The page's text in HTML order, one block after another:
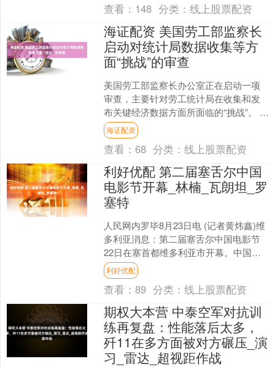
查看： 148 分类：线上股票配资
海证配资 美国劳工部监察长
启动对统计局数据收集等方
面“挑战”的审查
美国劳工部监察长办公室正在启动一项
审查，主要针对劳工统计局在收集和发
布关键经济数据方面所面临的“挑战”。 根
据一封落款日期为周三的信函，此次审
查将聚焦于CPI与....
海证配资
查看：68 分类：线上股票配资
利好优配 第二届塞舌尔中国
电影节开幕_林楠_瓦朗坦_罗
塞特
人民网内罗毕8月23日电 (记者黄炜鑫)维
多利亚消息：第二届塞舌尔中国电影节
22日在塞首都维多利亚市开幕。中国驻
塞舌尔大使林楠，塞舌尔卫生部长维
多、教育部长瓦朗....
利好优配
查看：89 分类：线上股票配资
期权大本营 中泰空军对抗训
练再复盘：性能落后太多，
歼11在多方面被对方碾压_演
习_雷达_超视距作战